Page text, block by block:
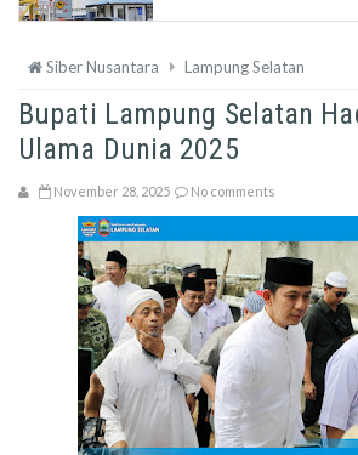
Siber Nusantara Lampung Selatan
Bupati Lampung Selatan
Ulama Dunia 2025
November 28, 2025 No comments